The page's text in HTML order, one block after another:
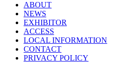
ABOUT
NEWS
EXHIBITOR
ACCESS
LOCAL INFORMATION
CONTACT
PRIVACY POLICY